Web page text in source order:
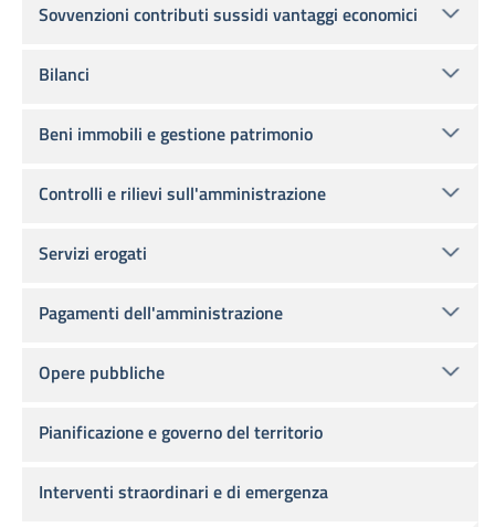
Sovvenzioni contributi sussidi vantaggi economici
Bilanci
Beni immobili e gestione patrimonio
Controlli e rilievi sull'amministrazione
Servizi erogati
Pagamenti dell'amministrazione
Opere pubbliche
Pianificazione e governo del territorio
Interventi straordinari e di emergenza